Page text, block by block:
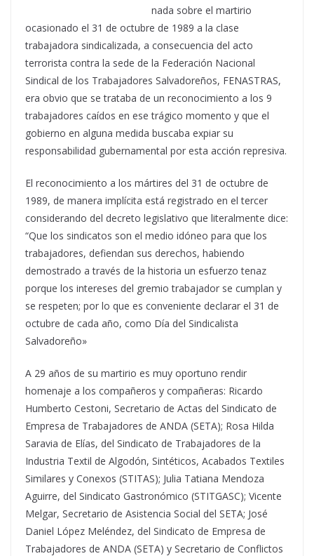
nada sobre el martirio
ocasionado el 31 de octubre de 1989 a la clase
trabajadora sindicalizada, a consecuencia del acto
terrorista contra la sede de la Federación Nacional
Sindical de los Trabajadores Salvadoreños, FENASTRAS,
era obvio que se trataba de un reconocimiento a los 9
trabajadores caídos en ese trágico momento y que el
gobierno en alguna medida buscaba expiar su
responsabilidad gubernamental por esta acción represiva.
El reconocimiento a los mártires del 31 de octubre de
1989, de manera implícita está registrado en el tercer
considerando del decreto legislativo que literalmente dice:
“Que los sindicatos son el medio idóneo para que los
trabajadores, defiendan sus derechos, habiendo
demostrado a través de la historia un esfuerzo tenaz
porque los intereses del gremio trabajador se cumplan y
se respeten; por lo que es conveniente declarar el 31 de
octubre de cada año, como Día del Sindicalista
Salvadoreño»
A 29 años de su martirio es muy oportuno rendir
homenaje a los compañeros y compañeras: Ricardo
Humberto Cestoni, Secretario de Actas del Sindicato de
Empresa de Trabajadores de ANDA (SETA); Rosa Hilda
Saravia de Elías, del Sindicato de Trabajadores de la
Industria Textil de Algodón, Sintéticos, Acabados Textiles
Similares y Conexos (STITAS); Julia Tatiana Mendoza
Aguirre, del Sindicato Gastronómico (STITGASC); Vicente
Melgar, Secretario de Asistencia Social del SETA; José
Daniel López Meléndez, del Sindicato de Empresa de
Trabajadores de ANDA (SETA) y Secretario de Conflictos